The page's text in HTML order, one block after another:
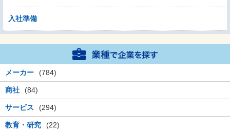
入社準備
メーカー (784)
商社 (84)
サービス (294)
教育・研究 (22)